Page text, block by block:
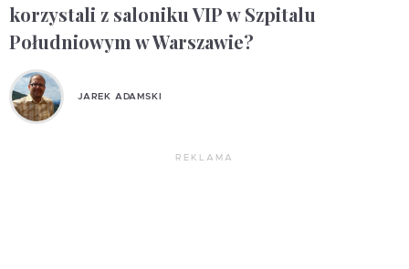
korzystali z saloniku VIP w Szpitalu
Południowym w Warszawie?
JAREK ADAMSKI
REKLAMA